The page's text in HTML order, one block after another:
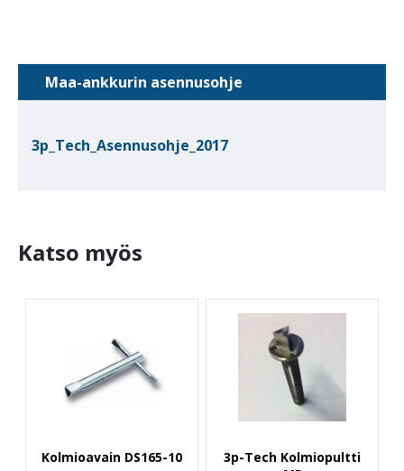
Maa-ankkurin asennusohje
3p_Tech_Asennusohje_2017
Katso myös
Kolmioavain DS165-10
3p-Tech Kolmiopultti